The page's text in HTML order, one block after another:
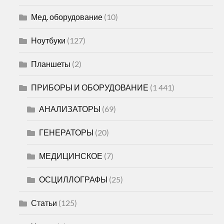
Мед. оборудование (10)
Ноутбуки (127)
Планшеты (2)
ПРИБОРЫ И ОБОРУДОВАНИЕ (1 441)
АНАЛИЗАТОРЫ (69)
ГЕНЕРАТОРЫ (20)
МЕДИЦИНСКОЕ (7)
ОСЦИЛЛОГРАФЫ (25)
Статьи (125)